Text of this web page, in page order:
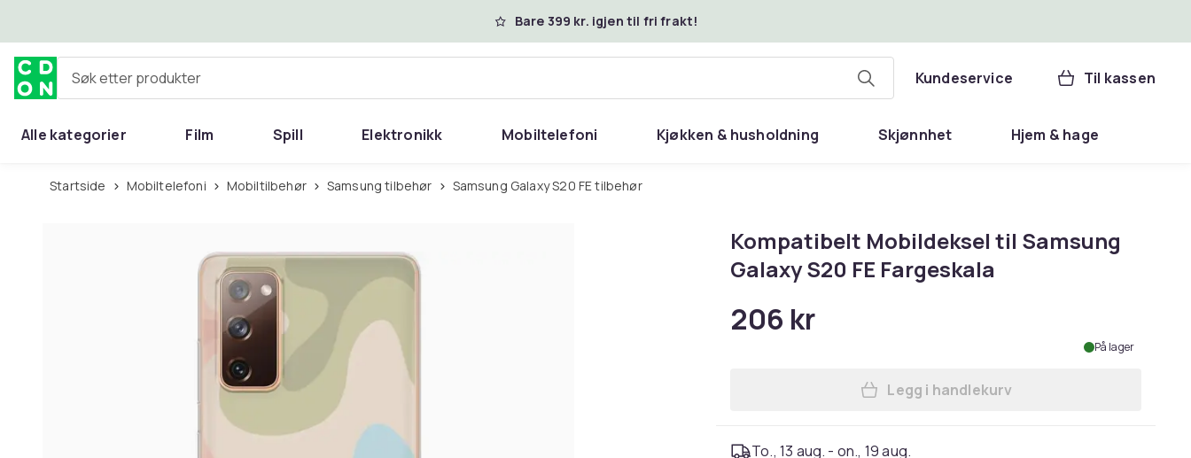
Bare 399 kr. igjen til fri frakt!
Søk etter produkter Kundeservice Til kassen
Alle kategorier Film Spill Elektronikk Mobiltelefoni Kjøkken & husholdning Skjønnhet Hjem & hage
Startside Mobiltelefoni Mobiltilbehør Samsung tilbehør Samsung Galaxy S20 FE tilbehør
Kompatibelt Mobildeksel til Samsung
Galaxy S20 FE Fargeskala
206 kr
På lager
Legg Kompatibelt Mobildeksel til
Legg i handlekurv
To., 13 aug. - on., 19 aug.